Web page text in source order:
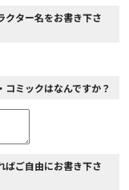
クター名をお書き下さ
ミックはなんですか？
ばご自由にお書き下さ